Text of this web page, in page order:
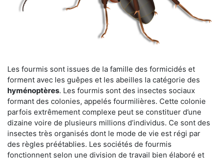
Les fourmis sont issues de la famille des formicidés et
forment avec les guêpes et les abeilles la catégorie des
hyménoptères. Les fourmis sont des insectes sociaux
formant des colonies, appelés fourmilières. Cette colonie
parfois extrêmement complexe peut se constituer d’une
dizaine voire de plusieurs millions d’individus. Ce sont des
insectes très organisés dont le mode de vie est régi par
des règles préétablies. Les sociétés de fourmis
fonctionnent selon une division de travail bien élaboré et